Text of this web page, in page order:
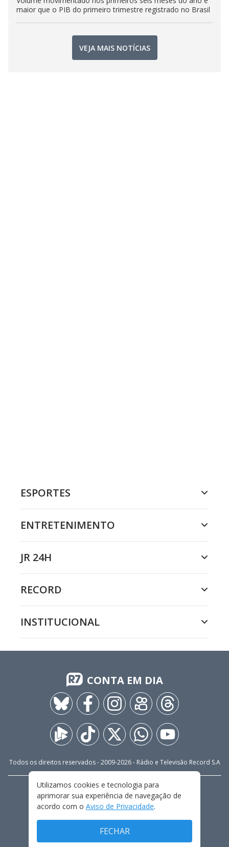
maior que o PIB do primeiro trimestre registrado no Brasil
VEJA MAIS NOTÍCIAS
ESPORTES
ENTRETENIMENTO
JR 24H
RECORD
INSTITUCIONAL
CONTA EM DIA
Todos os direitos reservados - 2009-2026- Rádio e Televisão Record S.A
FALE CONOSCO
PRIVACIDADE
TERMOS E CONDIÇÕES DE USO
Utilizamos cookies e tecnologia para
aprimorar sua experiência de navegação de
acordo com o Aviso de Privacidade.
FECHAR